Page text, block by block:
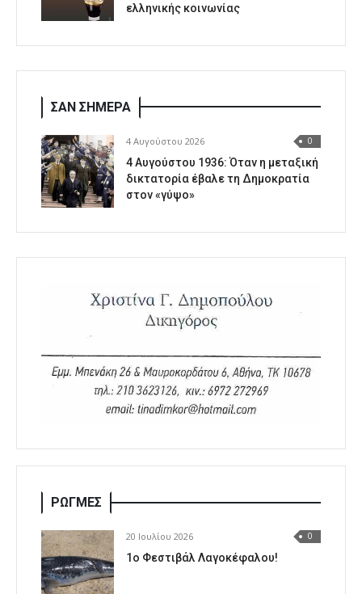
ελληνικής κοινωνίας
ΣΑΝ ΣΗΜΕΡΑ
4 Αυγούστου 2026 0
4 Αυγούστου 1936: Όταν η μεταξική
δικτατορία έβαλε τη Δημοκρατία
στον «γύψο»
ΡΩΓΜΕΣ
20 Ιουλίου 2026 0
1o Φεστιβάλ Λαγοκέφαλου!